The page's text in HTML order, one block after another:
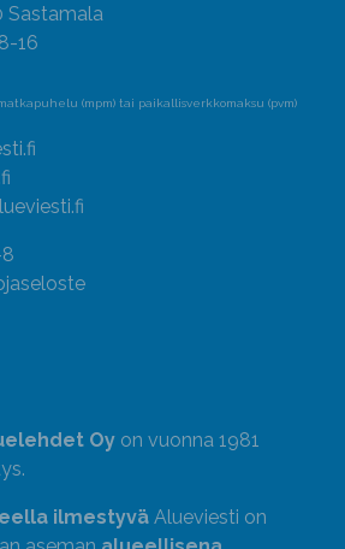
Sastamala
16
(mpm) tai paikallisverkkomaksu (pvm)
Oy on vuonna 1981
ilmestyvä Alueviesti on